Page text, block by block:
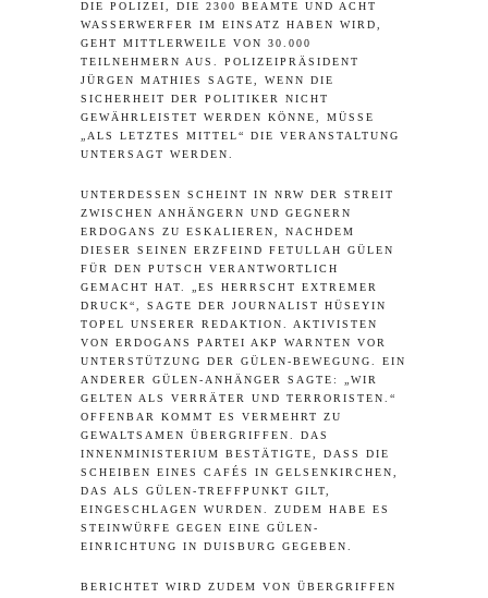
DIE POLIZEI, DIE 2300 BEAMTE UND ACHT
WASSERWERFER IM EINSATZ HABEN WIRD,
GEHT MITTLERWEILE VON 30.000
TEILNEHMERN AUS. POLIZEIPRÄSIDENT
JÜRGEN MATHIES SAGTE, WENN DIE
SICHERHEIT DER POLITIKER NICHT
GEWÄHRLEISTET WERDEN KÖNNE, MÜSSE
„ALS LETZTES MITTEL“ DIE VERANSTALTUNG
UNTERSAGT WERDEN.
UNTERDESSEN SCHEINT IN NRW DER STREIT
ZWISCHEN ANHÄNGERN UND GEGNERN
ERDOGANS ZU ESKALIEREN, NACHDEM
DIESER SEINEN ERZFEIND FETULLAH GÜLEN
FÜR DEN PUTSCH VERANTWORTLICH
GEMACHT HAT. „ES HERRSCHT EXTREMER
DRUCK“, SAGTE DER JOURNALIST HÜSEYIN
TOPEL UNSERER REDAKTION. AKTIVISTEN
VON ERDOGANS PARTEI AKP WARNTEN VOR
UNTERSTÜTZUNG DER GÜLEN-BEWEGUNG. EIN
ANDERER GÜLEN-ANHÄNGER SAGTE: „WIR
GELTEN ALS VERRÄTER UND TERRORISTEN.“
OFFENBAR KOMMT ES VERMEHRT ZU
GEWALTSAMEN ÜBERGRIFFEN. DAS
INNENMINISTERIUM BESTÄTIGTE, DASS DIE
SCHEIBEN EINES CAFÉS IN GELSENKIRCHEN,
DAS ALS GÜLEN-TREFFPUNKT GILT,
EINGESCHLAGEN WURDEN. ZUDEM HABE ES
STEINWÜRFE GEGEN EINE GÜLEN-
EINRICHTUNG IN DUISBURG GEGEBEN.
BERICHTET WIRD ZUDEM VON ÜBERGRIFFEN